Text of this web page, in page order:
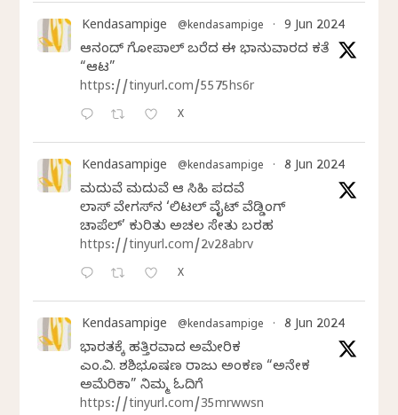
Kendasampige @kendasampige · 9 Jun 2024
ಆನಂದ್‌ ಗೋಪಾಲ್‌ ಬರೆದ ಈ ಭಾನುವಾರದ ಕತೆ
“ಆಟ”
https://tinyurl.com/5575hs6r
X
Kendasampige @kendasampige · 8 Jun 2024
ಮದುವೆ ಮದುವೆ ಆ ಸಿಹಿ ಪದವೆ
ಲಾಸ್‌ ವೇಗಸ್‌ನ ‘ಲಿಟಲ್ ವೈಟ್ ವೆಡ್ಡಿಂಗ್
ಚಾಪೆಲ್’ ಕುರಿತು ಅಚಲ ಸೇತು ಬರಹ
https://tinyurl.com/2v28abrv
X
Kendasampige @kendasampige · 8 Jun 2024
ಭಾರತಕ್ಕೆ ಹತ್ತಿರವಾದ ಅಮೇರಿಕ
ಎಂ.ವಿ. ಶಶಿಭೂಷಣ ರಾಜು ಅಂಕಣ “ಅನೇಕ
ಅಮೆರಿಕಾ” ನಿಮ್ಮ ಓದಿಗೆ
https://tinyurl.com/35mrwwsn